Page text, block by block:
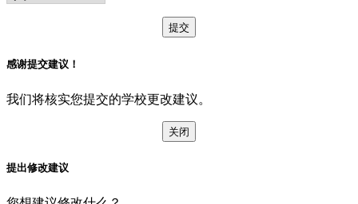
提交
感谢提交建议！
我们将核实您提交的学校更改建议。
关闭
提出修改建议